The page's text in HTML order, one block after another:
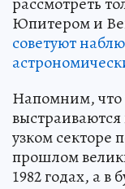
Юпитером и
советуют
Напомним, что
узком секторе
прошлом
1982 годах, а в